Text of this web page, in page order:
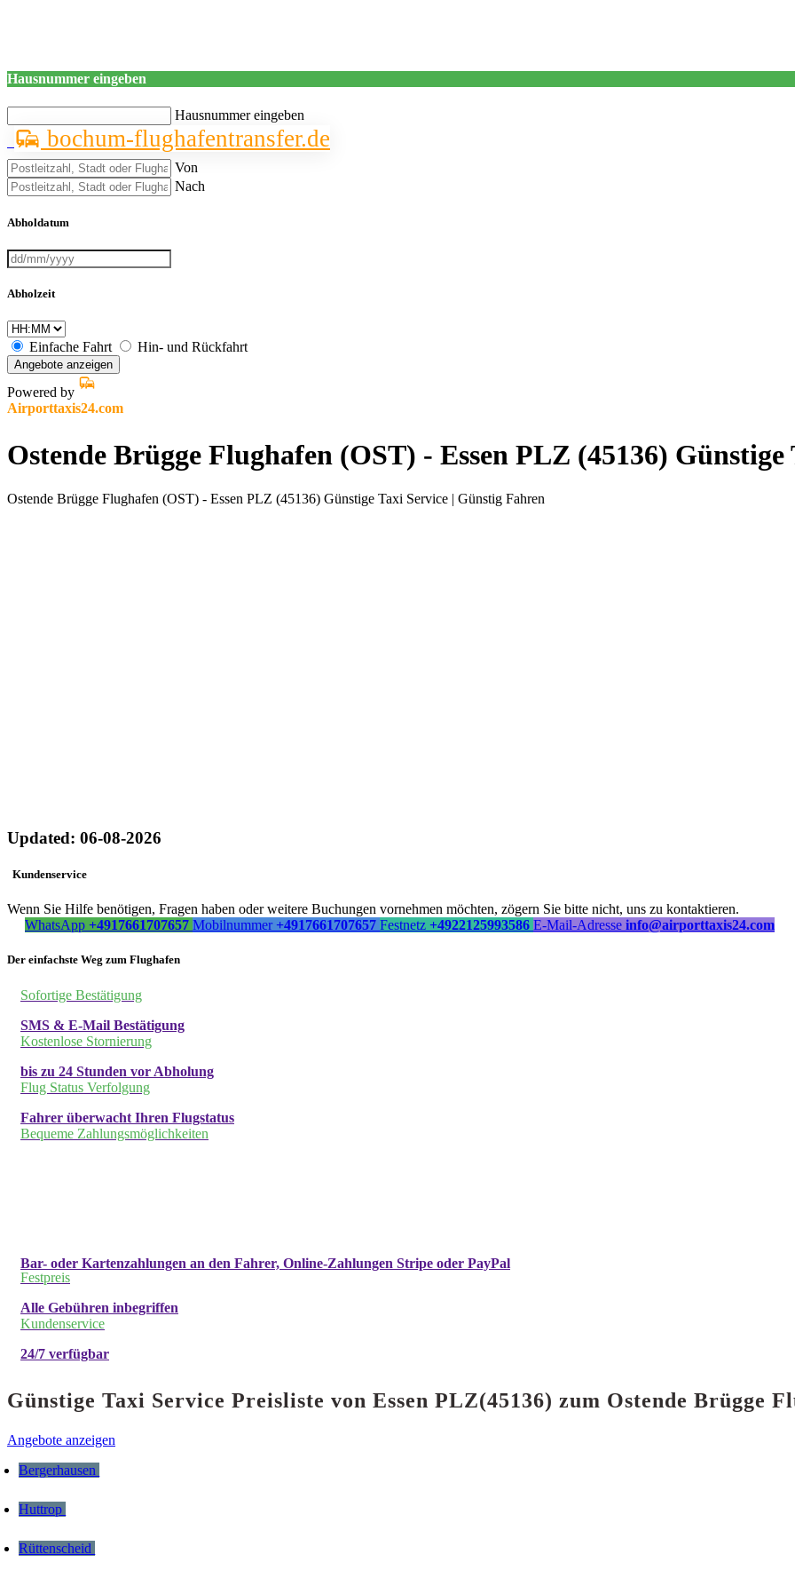
Hausnummer eingeben
Hausnummer eingeben
bochum-flughafentransfer.de
Von
Nach
Abholdatum
Abholzeit
Einfache Fahrt Hin- und Rückfahrt
Angebote anzeigen
Powered by
Airporttaxis24.com
Ostende Brügge Flughafen (OST) - Essen PLZ (45136)
Ostende Brügge Flughafen (OST) - Essen PLZ (45136) Günstige Taxi Service | Günstig Fahren
Updated: 06-08-2026
Kundenservice
Wenn Sie Hilfe benötigen, Fragen haben oder weitere Buchungen vornehmen möchten, zögern Sie bitte nicht, uns zu kontaktieren.
WhatsApp +4917661707657 Mobilnummer +4917661707657 Festnetz +4922125993586 E-Mail-Adresse info@airporttaxis24.com
Der einfachste Weg zum Flughafen
Sofortige Bestätigung
SMS & E-Mail Bestätigung
Kostenlose Stornierung
bis zu 24 Stunden vor Abholung
Flug Status Verfolgung
Fahrer überwacht Ihren Flugstatus
Bequeme Zahlungsmöglichkeiten
Bar- oder Kartenzahlungen an den Fahrer, Online-Zahlungen Stripe oder PayPal
Festpreis
Alle Gebühren inbegriffen
Kundenservice
24/7 verfügbar
Günstige Taxi Service Preisliste von Essen PLZ(45136) zum Ostende Brügge
Angebote anzeigen
Bergerhausen
Huttrop
Rüttenscheid